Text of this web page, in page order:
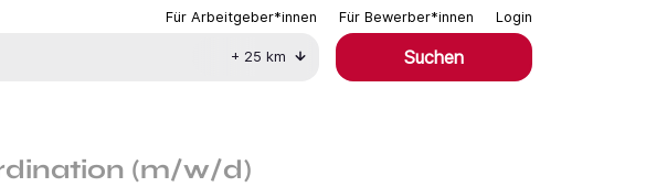
Für Arbeitgeber*innen Für Bewerber*innen Login
+ 25 km Suchen
(m/w/d)